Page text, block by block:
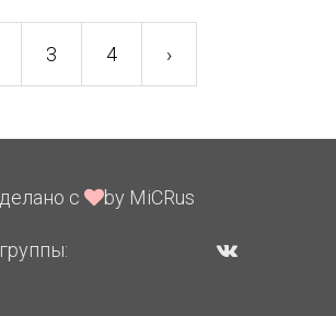
3 4 ›
с by MiCRus